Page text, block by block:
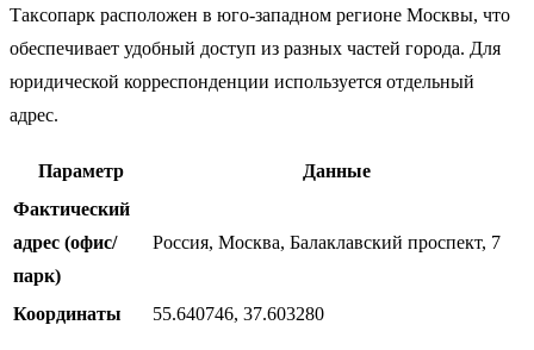
Таксопарк расположен в юго-западном регионе Москвы, что
обеспечивает удобный доступ из разных частей города. Для
юридической корреспонденции используется отдельный
адрес.
Параметр
Данные
Фактический
адрес (офис/
парк)
Россия, Москва, Балаклавский проспект, 7
Координаты 55.640746, 37.603280